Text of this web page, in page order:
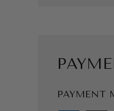
PAYMENT